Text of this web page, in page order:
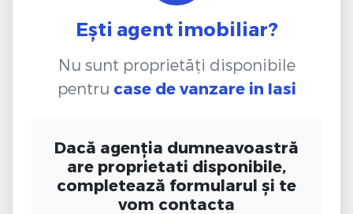
Ești agent imobiliar?
Nu sunt proprietăți disponibile
pentru case de vanzare in Iasi
Dacă agenția dumneavoastră
are proprietati disponibile,
completează formularul și te
vom contacta